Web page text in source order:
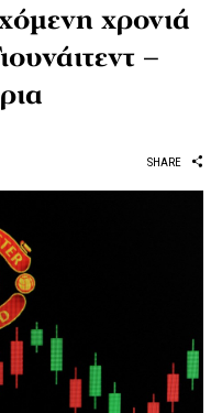
χρονιά
–
SHARE